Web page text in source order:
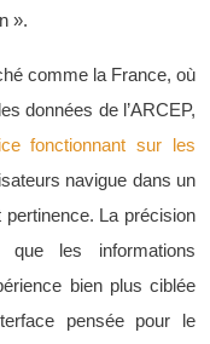
».
comme la France, où
données de l’ARCEP,
fonctionnant sur les
navigue dans un
La précision
les informations
bien plus ciblée
pensée pour le